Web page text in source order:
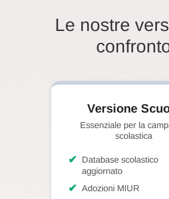
Le nostre
Versione
Essenziale per la
scolastica
✔
Database scolastico
aggiornato
✔ Adozioni MIUR